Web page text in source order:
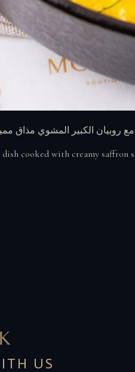
الكبير المشوي مذاق مميز
cooked with creamy saffron
US